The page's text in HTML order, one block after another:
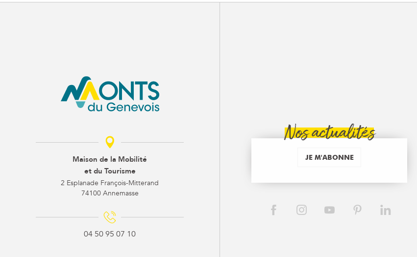
Maison de la Mobilité
et du Tourisme
2 Esplanade François-Mitterand
74100 Annemasse
04 50 95 07 10
Nos actualités
JE M'ABONNE